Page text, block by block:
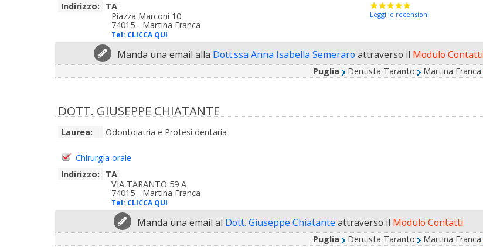
Indirizzo:
TA:
Piazza Marconi 10
74015 - Martina Franca
Tel: CLICCA QUI
Leggi le recensioni
Manda una email alla Dott.ssa Anna Isabella Semeraro attraverso il Modulo Contatti
Puglia Dentista Taranto Martina Franca
DOTT. GIUSEPPE CHIATANTE
Laurea: Odontoiatria e Protesi dentaria
Chirurgia orale
Indirizzo:
TA:
VIA TARANTO 59 A
74015 - Martina Franca
Tel: CLICCA QUI
Manda una email al Dott. Giuseppe Chiatante attraverso il Modulo Contatti
Puglia Dentista Taranto Martina Franca